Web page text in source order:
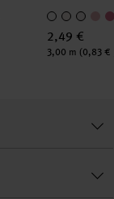
2,49 €
Inhalt:
3,00 m (0,83 €